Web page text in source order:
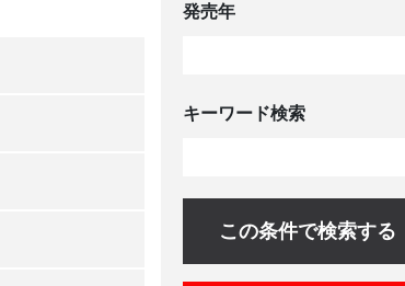
発売年
キーワード検索
この条件で検索する